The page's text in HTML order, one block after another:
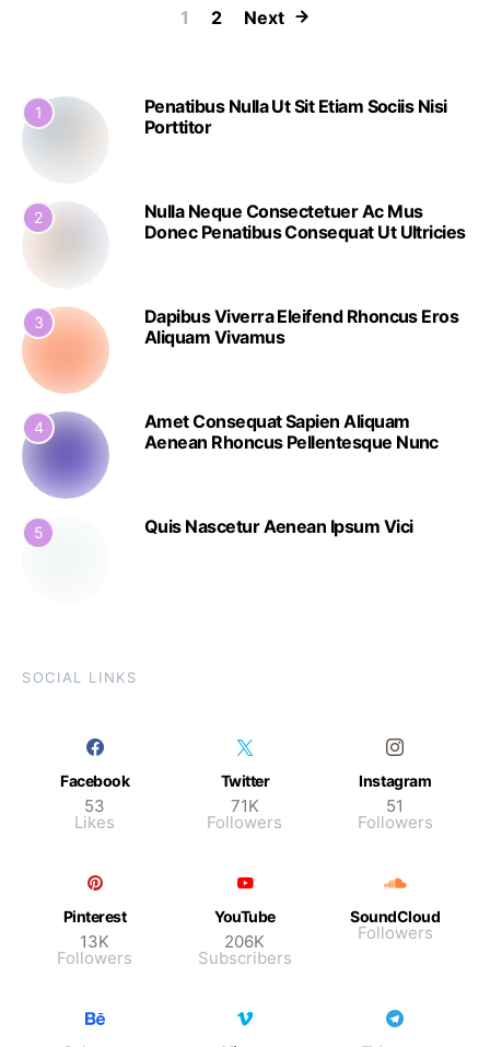
Posts
1 2 Next
1
Penatibus Nulla Ut Sit Etiam Sociis Nisi
Porttitor
2
Nulla Neque Consectetuer Ac Mus
Donec Penatibus Consequat Ut Ultricies
3
Dapibus Viverra Eleifend Rhoncus Eros
Aliquam Vivamus
4
Amet Consequat Sapien Aliquam
Aenean Rhoncus Pellentesque Nunc
5 Quis Nascetur Aenean Ipsum Vici
SOCIAL LINKS
Facebook
53
Likes
Twitter
71K
Followers
Instagram
51
Followers
Pinterest
13K
Followers
YouTube
206K
Subscribers
SoundCloud
Followers